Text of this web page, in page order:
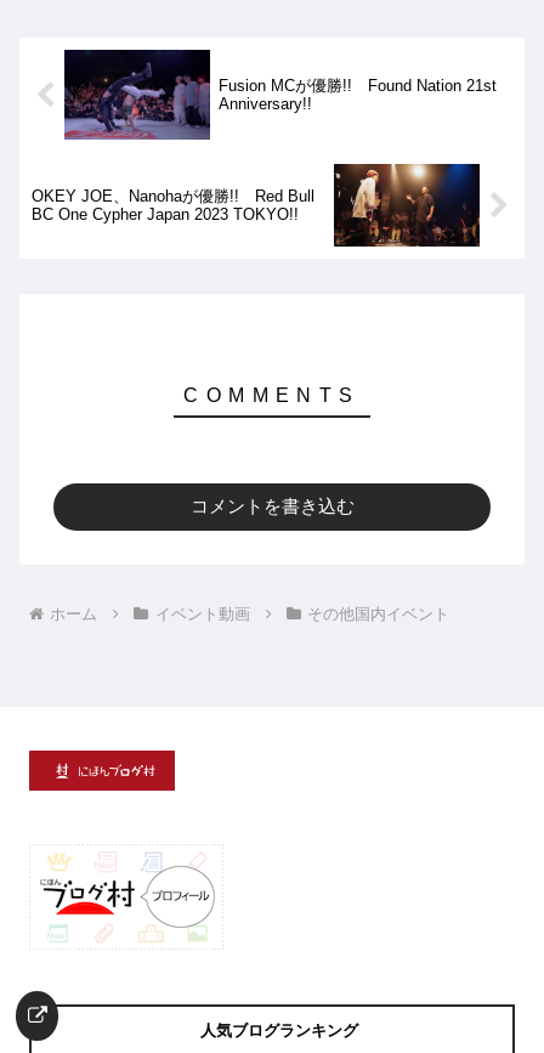
Fusion MCが優勝!! Found Nation 21st
Anniversary!!
OKEY JOE、Nanohaが優勝!! Red Bull
BC One Cypher Japan 2023 TOKYO!!
コメントを書き込む
ホーム イベント動画 その他国内イベント
人気ブログランキング